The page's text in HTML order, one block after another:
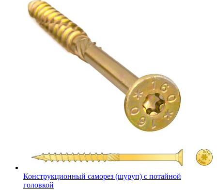
Конструкционный саморез (шуруп) с потайной
головкой